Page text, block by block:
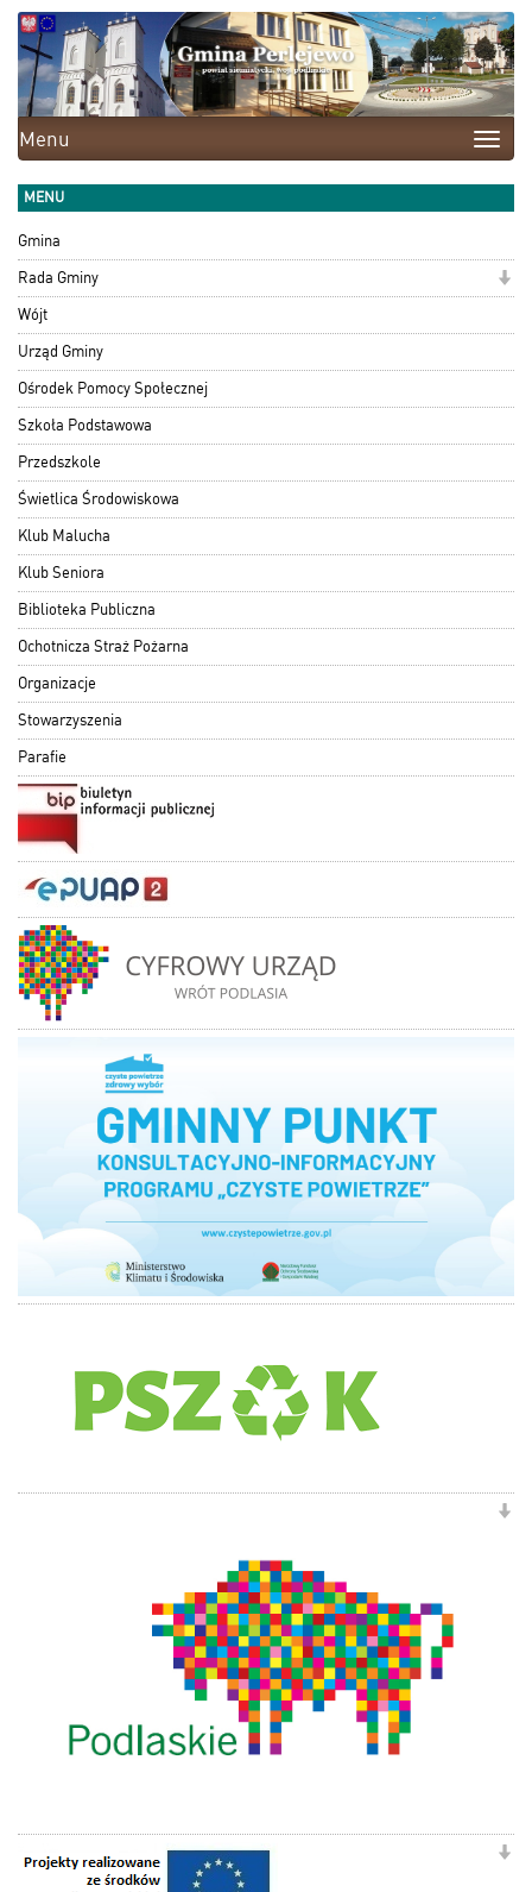
Toggle
Menu
MENU
Gmina
Rada Gminy
Wójt
Urząd Gminy
Ośrodek Pomocy Społecznej
Szkoła Podstawowa
Przedszkole
Świetlica Środowiskowa
Klub Malucha
Klub Seniora
Biblioteka Publiczna
Ochotnicza Straż Pożarna
Organizacje
Stowarzyszenia
Parafie